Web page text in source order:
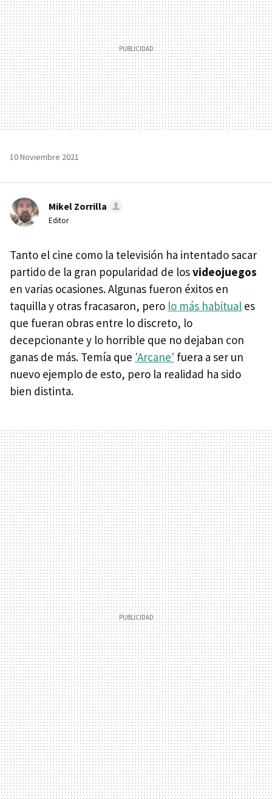
10 Noviembre 2021
Mikel Zorrilla
Editor
Tanto el cine como la televisión ha intentado sacar
partido de la gran popularidad de losvideojuegos
en varias ocasiones. Algunas fueron éxitos en
taquilla y otras fracasaron, pero lo más habitual es
que fueran obras entre lo discreto, lo
decepcionante y lo horrible que no dejaban con
ganas de más. Temía que 'Arcane' fuera a ser un
nuevo ejemplo de esto, pero la realidad ha sido
bien distinta.